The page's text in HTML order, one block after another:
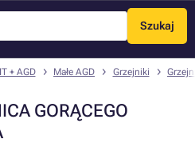
Szukaj
Menu
+ AGD Małe AGD Grzejniki
GORĄCEGO